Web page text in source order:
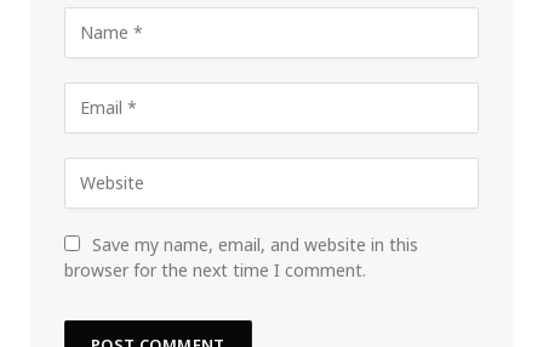
Save my name, email, and website in this
browser for the next time I comment.